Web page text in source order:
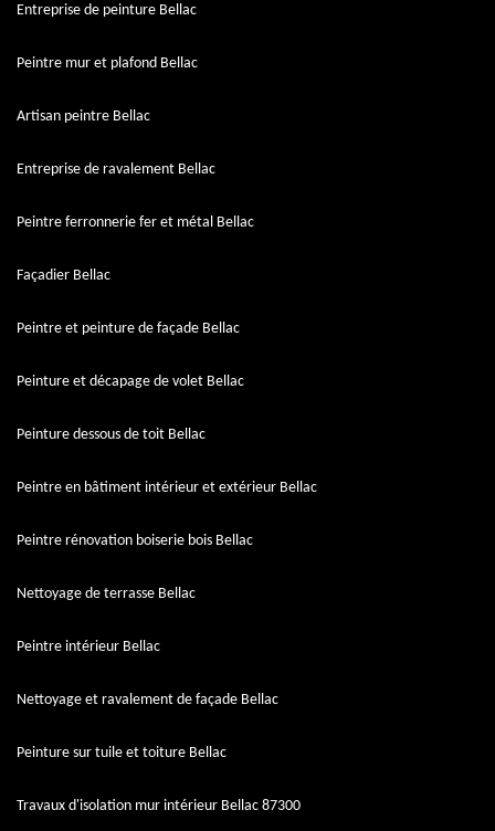
Entreprise de peinture Bellac
Peintre mur et plafond Bellac
Artisan peintre Bellac
Entreprise de ravalement Bellac
Peintre ferronnerie fer et métal Bellac
Façadier Bellac
Peintre et peinture de façade Bellac
Peinture et décapage de volet Bellac
Peinture dessous de toit Bellac
Peintre en bâtiment intérieur et extérieur Bellac
Peintre rénovation boiserie bois Bellac
Nettoyage de terrasse Bellac
Peintre intérieur Bellac
Nettoyage et ravalement de façade Bellac
Peinture sur tuile et toiture Bellac
Travaux d'isolation mur intérieur Bellac 87300